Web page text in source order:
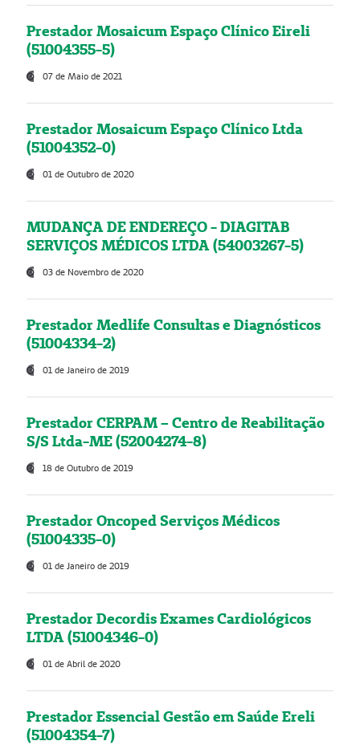
Prestador Mosaicum Espaço Clínico Eireli
(51004355-5)
07 de Maio de 2021
Prestador Mosaicum Espaço Clínico Ltda
(51004352-0)
01 de Outubro de 2020
MUDANÇA DE ENDEREÇO - DIAGITAB
SERVIÇOS MÉDICOS LTDA (54003267-5)
03 de Novembro de 2020
Prestador Medlife Consultas e Diagnósticos
(51004334-2)
01 de Janeiro de 2019
Prestador CERPAM – Centro de Reabilitação
S/S Ltda-ME (52004274-8)
18 de Outubro de 2019
Prestador Oncoped Serviços Médicos
(51004335-0)
01 de Janeiro de 2019
Prestador Decordis Exames Cardiológicos
LTDA (51004346-0)
01 de Abril de 2020
Prestador Essencial Gestão em Saúde Ereli
(51004354-7)